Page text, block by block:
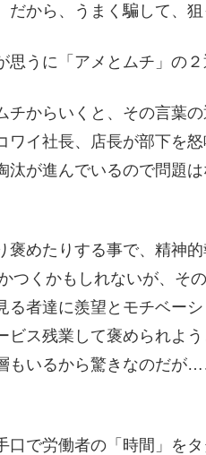
から、うまく騙して、狙
うに「アメとムチ」の２
チからいくと、その言葉
ワイ社長、店長が部下を
汰が進んでいるので問題
めたりする事で、精神的
つくかもしれないが、そ
る者達に羨望とモチベー
ビス残業して褒められよ
もいるから驚きなのだが
で労働者の「時間」を